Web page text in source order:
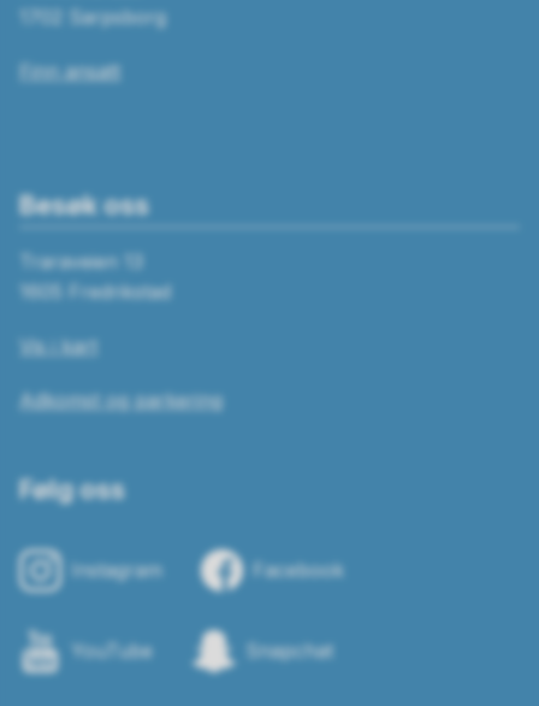
1702 Sarpsborg
Finn ansatt
Besøk oss
Traraveien 13
1605 Fredrikstad
Vis i kart
Adkomst og parkering
Følg oss
Instagram Facebook
YouTube Snapchat